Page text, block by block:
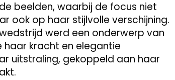
beelden, waarbij de focus niet
ook op haar stijlvolle verschijning.
werd een onderwerp van
haar kracht en elegantie
uitstraling, gekoppeld aan haar